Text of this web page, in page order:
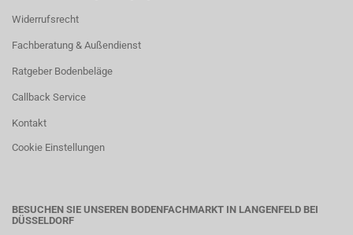
Widerrufsrecht
Fachberatung & Außendienst
Ratgeber Bodenbeläge
Callback Service
Kontakt
Cookie Einstellungen
BESUCHEN SIE UNSEREN BODENFACHMARKT IN LANGENFELD BEI
DÜSSELDORF